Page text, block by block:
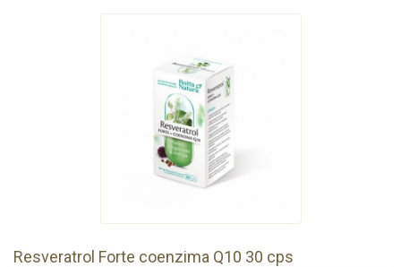
Resveratrol Forte coenzima Q10 30 cps